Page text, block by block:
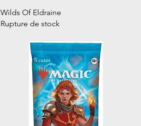
Aperçu rapide
Wilds Of Eldraine
Rupture de stock